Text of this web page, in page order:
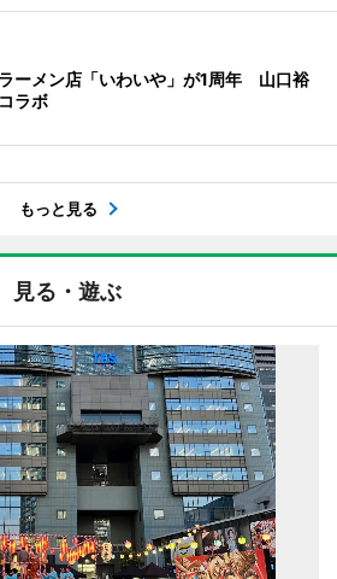
ーメン店「いわいや」が1周年 山口裕
ラボ
もっと見る
見る・遊ぶ